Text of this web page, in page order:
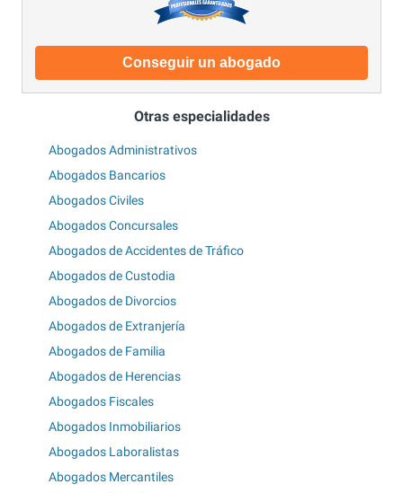
Conseguir un abogado
Otras especialidades
Abogados Administrativos
Abogados Bancarios
Abogados Civiles
Abogados Concursales
Abogados de Accidentes de Tráfico
Abogados de Custodia
Abogados de Divorcios
Abogados de Extranjería
Abogados de Familia
Abogados de Herencias
Abogados Fiscales
Abogados Inmobiliarios
Abogados Laboralistas
Abogados Mercantiles